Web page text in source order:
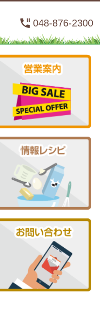
048-876-2300